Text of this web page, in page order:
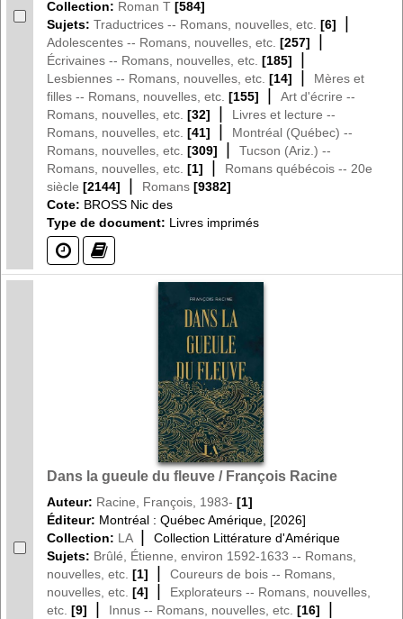
Collection: Roman T [584]
Sujets: Traductrices -- Romans, nouvelles, etc. [6] |
Adolescentes -- Romans, nouvelles, etc. [257] |
Écrivaines -- Romans, nouvelles, etc. [185] |
Lesbiennes -- Romans, nouvelles, etc. [14] |
Mères et
filles -- Romans, nouvelles, etc. [155] |
Art d'écrire --
Romans, nouvelles, etc. [32] |
Livres et lecture --
Romans, nouvelles, etc. [41] |
Montréal (Québec) --
Romans, nouvelles, etc. [309] |
Tucson (Ariz.) --
Romans, nouvelles, etc. [1] |
Romans québécois -- 20e
siècle [2144] | Romans [9382]
Cote: BROSS Nic des
Type de document: Livres imprimés
(?) (?)
Dans la gueule du fleuve / François Racine
Auteur: Racine, François, 1983- [1]
Éditeur: Montréal : Québec Amérique, [2026]
Collection: LA |
Collection Littérature d'Amérique
Sujets: Brûlé, Étienne, environ 1592-1633 -- Romans,
nouvelles, etc. [1] |
Coureurs de bois -- Romans,
nouvelles, etc. [4] |
Explorateurs -- Romans, nouvelles,
etc. [9] | Innus -- Romans, nouvelles, etc. [16] |